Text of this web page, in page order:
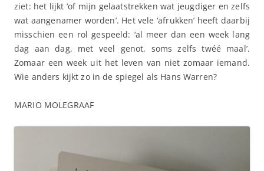
ziet: het lijkt ‘of mijn gelaatstrekken wat jeugdiger en zelfs
wat aangenamer worden’. Het vele ‘afrukken’ heeft daarbij
misschien een rol gespeeld: ‘al meer dan een week lang
dag aan dag, met veel genot, soms zelfs twéé maal’.
Zomaar een week uit het leven van niet zomaar iemand.
Wie anders kijkt zo in de spiegel als Hans Warren?
MARIO MOLEGRAAF